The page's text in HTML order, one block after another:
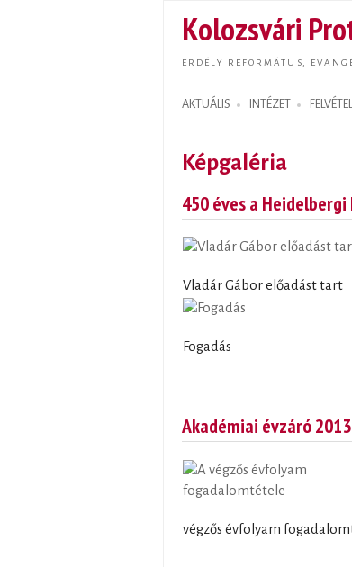
Kolozsvári
ERDÉLY REFORMÁTUS,
AKTUÁLIS INTÉZET
Search form
Képgaléria
450 éves a
Vladár Gábor előadást tart
Fogadás
Akadémiai évzáró 2013
végzős évfolyam